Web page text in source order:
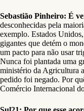
Sebastião Pinheiro: É
desconhecidas pela
exemplo. Estados
gigantes que detém o
um pacto para não usar
Nunca foi plantada uma
ministério da Agricultura
pedido foi negado. Por
Comércio Internacional